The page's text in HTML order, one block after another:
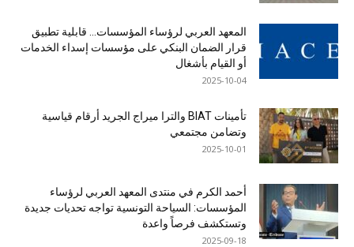
المعهد العربي لرؤساء المؤسسات… قابلية تطبيق
قرار الضمان البنكي على مؤسسات إسداء الخدمات
أو القيام بأشغال
2025-10-04
تأمينات BIAT والترا ميراج الجريد أرقام قياسية
وتضامن مجتمعي
2025-10-01
أحمد الكرم في منتدى المعهد العربي لرؤساء
المؤسسات: السياحة التونسية تواجه تحديات جديدة
وتستكشف فرصاً واعدة
2025-09-18